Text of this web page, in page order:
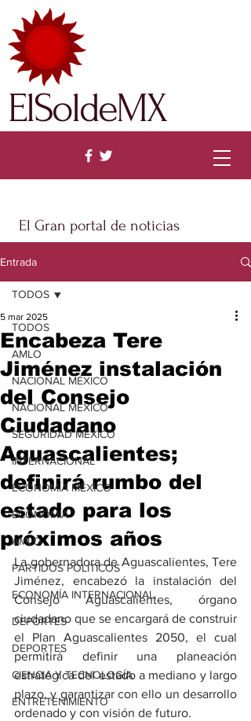
El Gran portal de noticias
ElSoldeMX
Entrada
TODOS
AMLO
NACIONAL MÉXICO
NACIONAL MÉXICO
SEGURIDAD MÉXICO
INTERNACIONAL
ECONOMÍA MÉXICO
ECONOMÍA
AMLO
PARTIDOS POLÍTICOS
ECONOMÍA INTERNACIONAL
DEPORTES
DEPORTES
CIENCIA Y TECNOLOGÍA
ENTRETENIMIENTO
TODOS
Encabeza Tere
Jiménez instalación
del Consejo
Ciudadano
Aguascalientes;
definirá rumbo del
estado para los
próximos años
5 mar 2025
La gobernadora de Aguascalientes, Tere
Jiménez, encabezó la instalación del
Consejo Aguascalientes, órgano
ciudadano que se encargará de construir
el Plan Aguascalientes 2050, el cual
permitirá definir una planeación
estratégica del estado a mediano y largo
plazo, y garantizar con ello un desarrollo
ordenado y con visión de futuro.